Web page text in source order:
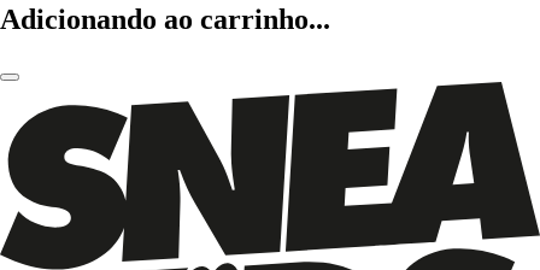
Adicionando ao carrinho...